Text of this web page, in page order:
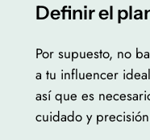
Definir el
Por supuesto, no
a tu influencer
así que es
cuidado y